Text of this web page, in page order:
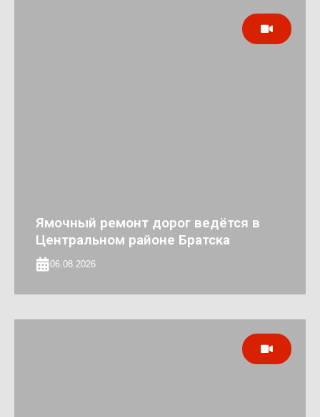
Ямочный ремонт дорог ведётся в
Центральном районе Братска
06.08.2026